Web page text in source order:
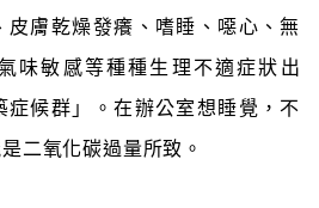
膚乾燥發癢、嗜睡、噁心、無
味敏感等種種生理不適症狀出
候群」。在辦公室想睡覺，不
二氧化碳過量所致。